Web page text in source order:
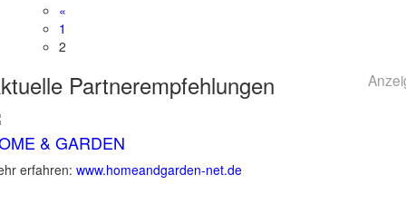
«
1
2
Partnerempfehlungen
& GARDEN
erfahren: www.homeandgarden-net.de